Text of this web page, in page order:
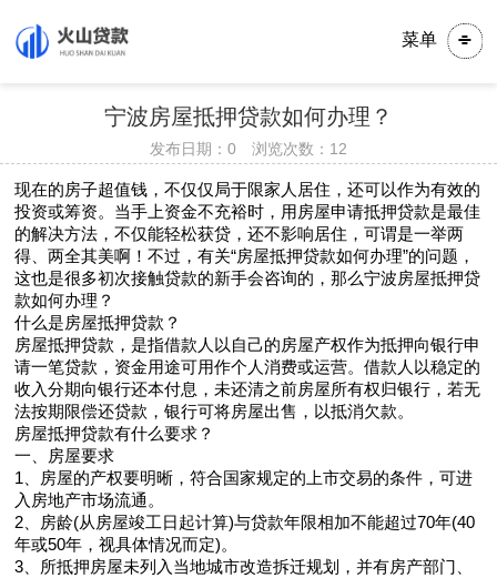
菜单
宁波房屋抵押贷款如何办理？
发布日期：0 浏览次数： 12
现在的房子超值钱，不仅仅局于限家人居住，还可以作为有效的
投资或筹资。当手上资金不充裕时，用房屋申请抵押贷款是最佳
的解决方法，不仅能轻松获贷，还不影响居住，可谓是一举两
得、两全其美啊！不过，有关“房屋抵押贷款如何办理”的问题，
这也是很多初次接触贷款的新手会咨询的，那么宁波房屋抵押贷
款如何办理？
什么是房屋抵押贷款？
房屋抵押贷款，是指借款人以自己的房屋产权作为抵押向银行申
请一笔贷款，资金用途可用作个人消费或运营。借款人以稳定的
收入分期向银行还本付息，未还清之前房屋所有权归银行，若无
法按期限偿还贷款，银行可将房屋出售，以抵消欠款。
房屋抵押贷款有什么要求？
一、房屋要求
1、房屋的产权要明晰，符合国家规定的上市交易的条件，可进
入房地产市场流通。
2、房龄(从房屋竣工日起计算)与贷款年限相加不能超过70年(40
年或50年，视具体情况而定)。
3、所抵押房屋未列入当地城市改造拆迁规划，并有房产部门、